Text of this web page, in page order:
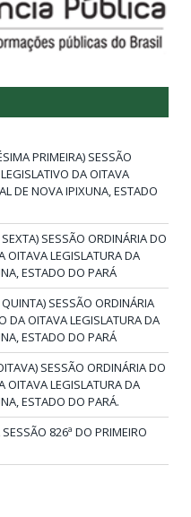
PRIMEIRA) SESSÃO
DA OITAVA
DE NOVA IPIXUNA, ESTADO
SESSÃO ORDINÁRIA DO
OITAVA LEGISLATURA DA
ESTADO DO PARÁ
SESSÃO ORDINÁRIA
DA OITAVA LEGISLATURA DA
ESTADO DO PARÁ
SESSÃO ORDINÁRIA DO
OITAVA LEGISLATURA DA
ESTADO DO PARÁ.
826ª DO PRIMEIRO